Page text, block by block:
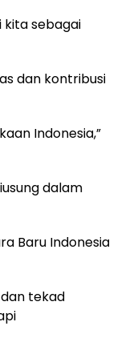
kita sebagai
dan kontribusi
Indonesia,”
dalam
Baru Indonesia
tekad